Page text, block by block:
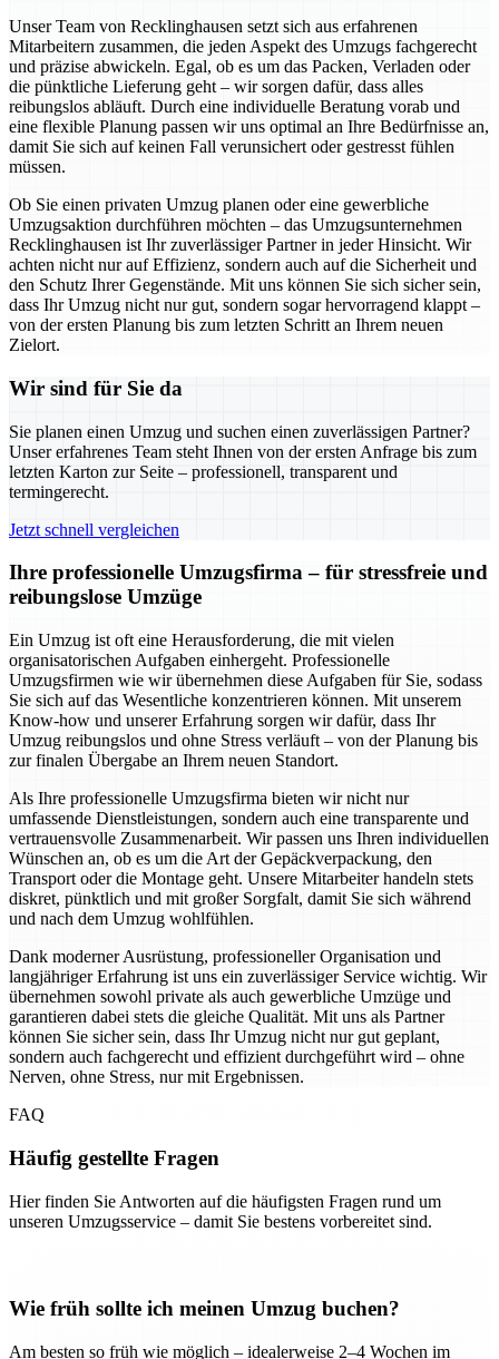
Unser Team von Recklinghausen setzt sich aus erfahrenen
Mitarbeitern zusammen, die jeden Aspekt des Umzugs fachgerecht
und präzise abwickeln. Egal, ob es um das Packen, Verladen oder
die pünktliche Lieferung geht – wir sorgen dafür, dass alles
reibungslos abläuft. Durch eine individuelle Beratung vorab und
eine flexible Planung passen wir uns optimal an Ihre Bedürfnisse an,
damit Sie sich auf keinen Fall verunsichert oder gestresst fühlen
müssen.
Ob Sie einen privaten Umzug planen oder eine gewerbliche
Umzugsaktion durchführen möchten – das Umzugsunternehmen
Recklinghausen ist Ihr zuverlässiger Partner in jeder Hinsicht. Wir
achten nicht nur auf Effizienz, sondern auch auf die Sicherheit und
den Schutz Ihrer Gegenstände. Mit uns können Sie sich sicher sein,
dass Ihr Umzug nicht nur gut, sondern sogar hervorragend klappt –
von der ersten Planung bis zum letzten Schritt an Ihrem neuen
Zielort.
Wir sind für Sie da
Sie planen einen Umzug und suchen einen zuverlässigen Partner?
Unser erfahrenes Team steht Ihnen von der ersten Anfrage bis zum
letzten Karton zur Seite – professionell, transparent und
termingerecht.
Jetzt schnell vergleichen
Ihre professionelle Umzugsfirma – für stressfreie und
reibungslose Umzüge
Ein Umzug ist oft eine Herausforderung, die mit vielen
organisatorischen Aufgaben einhergeht. Professionelle
Umzugsfirmen wie wir übernehmen diese Aufgaben für Sie, sodass
Sie sich auf das Wesentliche konzentrieren können. Mit unserem
Know-how und unserer Erfahrung sorgen wir dafür, dass Ihr
Umzug reibungslos und ohne Stress verläuft – von der Planung bis
zur finalen Übergabe an Ihrem neuen Standort.
Als Ihre professionelle Umzugsfirma bieten wir nicht nur
umfassende Dienstleistungen, sondern auch eine transparente und
vertrauensvolle Zusammenarbeit. Wir passen uns Ihren individuellen
Wünschen an, ob es um die Art der Gepäckverpackung, den
Transport oder die Montage geht. Unsere Mitarbeiter handeln stets
diskret, pünktlich und mit großer Sorgfalt, damit Sie sich während
und nach dem Umzug wohlfühlen.
Dank moderner Ausrüstung, professioneller Organisation und
langjähriger Erfahrung ist uns ein zuverlässiger Service wichtig. Wir
übernehmen sowohl private als auch gewerbliche Umzüge und
garantieren dabei stets die gleiche Qualität. Mit uns als Partner
können Sie sicher sein, dass Ihr Umzug nicht nur gut geplant,
sondern auch fachgerecht und effizient durchgeführt wird – ohne
Nerven, ohne Stress, nur mit Ergebnissen.
FAQ
Häufig gestellte Fragen
Hier finden Sie Antworten auf die häufigsten Fragen rund um
unseren Umzugsservice – damit Sie bestens vorbereitet sind.
Wie früh sollte ich meinen Umzug buchen?
Am besten so früh wie möglich – idealerweise 2–4 Wochen im